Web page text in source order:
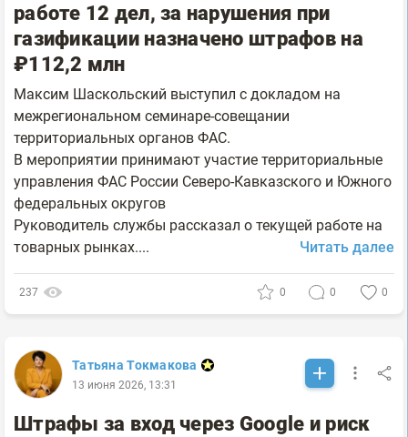
работе 12 дел, за нарушения при
газификации назначено штрафов на
₽112,2 млн
Максим Шаскольский выступил с докладом на
межрегиональном семинаре-совещании
территориальных органов ФАС.
В мероприятии принимают участие территориальные
управления ФАС России Северо-Кавказского и Южного
федеральных округов
Руководитель службы рассказал о текущей работе на
товарных рынках....
Читать далее
237 0 0 0
Татьяна Токмакова
13 июня 2026, 13:31
Штрафы за вход через Google и риск